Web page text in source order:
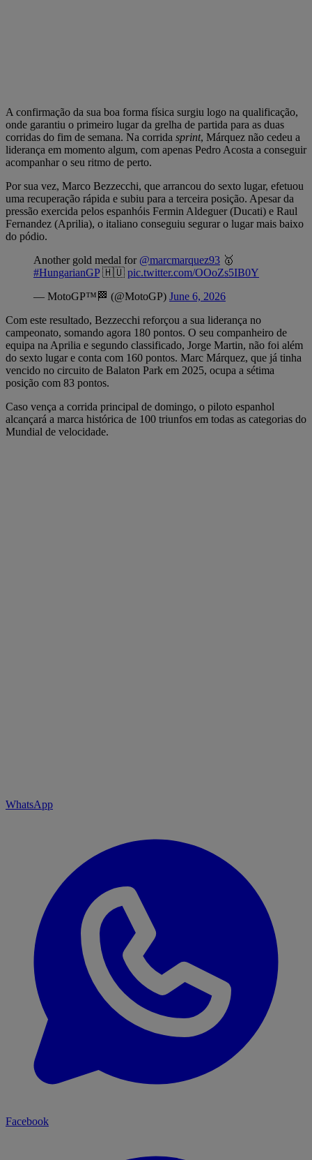
A confirmação da sua boa forma física surgiu logo na qualificação,
onde garantiu o primeiro lugar da grelha de partida para as duas
corridas do fim de semana. Na corrida sprint, Márquez não cedeu a
liderança em momento algum, com apenas Pedro Acosta a conseguir
acompanhar o seu ritmo de perto.
Por sua vez, Marco Bezzecchi, que arrancou do sexto lugar, efetuou
uma recuperação rápida e subiu para a terceira posição. Apesar da
pressão exercida pelos espanhóis Fermin Aldeguer (Ducati) e Raul
Fernandez (Aprilia), o italiano conseguiu segurar o lugar mais baixo
do pódio.
Another gold medal for @marcmarquez93 🥇
#HungarianGP🇭🇺 pic.twitter.com/OOoZs5IB0Y
— MotoGP™🏁 (@MotoGP) June 6, 2026
Com este resultado, Bezzecchi reforçou a sua liderança no
campeonato, somando agora 180 pontos. O seu companheiro de
equipa na Aprilia e segundo classificado, Jorge Martin, não foi além
do sexto lugar e conta com 160 pontos. Marc Márquez, que já tinha
vencido no circuito de Balaton Park em 2025, ocupa a sétima
posição com 83 pontos.
Caso vença a corrida principal de domingo, o piloto espanhol
alcançará a marca histórica de 100 triunfos em todas as categorias do
Mundial de velocidade.
WhatsApp
Facebook